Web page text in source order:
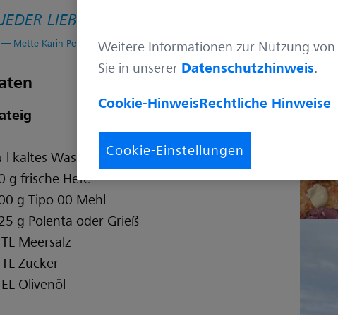
JEDER LIEBT PIZZA
Mette Karin Petersen
kaltes Wasser
g frische Hefe
g Tipo 00 Mehl
g Polenta oder Grieß
Meersalz
Zucker
Olivenöl
Weitere Informationen zur Nutzung
Sie in unserer Datenschutzhinweis.
Cookie-HinweisRechtliche Hinweise
Cookie-Einstellungen